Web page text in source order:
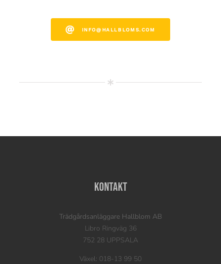
INFO@HALLBLOMS.COM
Kontakt
Trädgårdsanläggare Hallblom AB
Libro Ringväg 36
752 28 UPPSALA
Växel: 018-13 99 50